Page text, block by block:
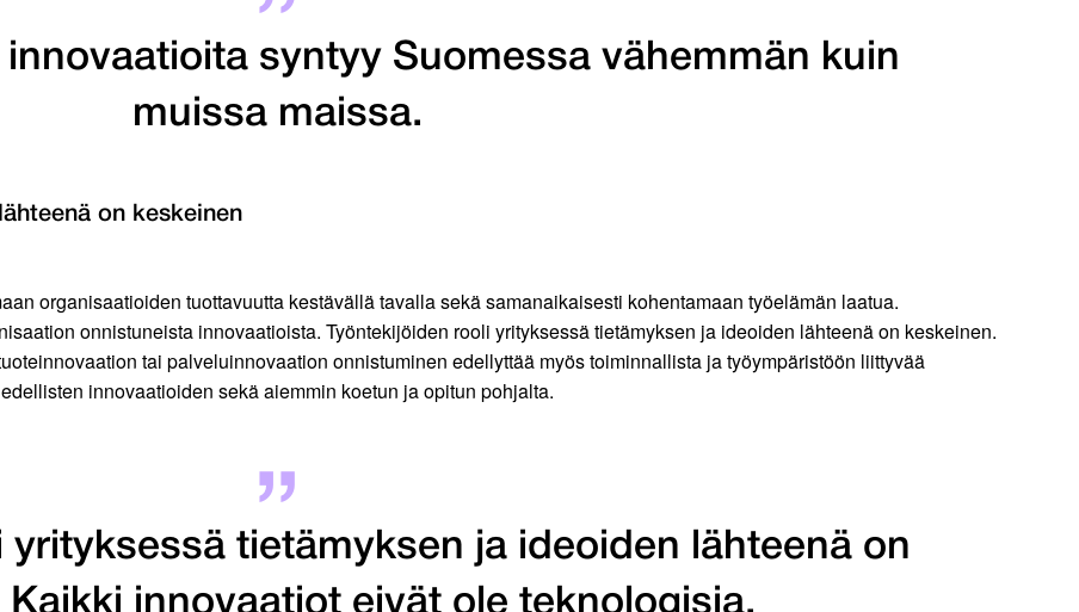
innovaatioita syntyy Suomessa vähem­män kuin
muissa maissa.
on keskeinen
organisaatioiden tuottavuutta kestävällä tavalla sekä samanaikaisesti kohentamaan työelämän laatua.
onnistuneista innovaatioista. Työntekijöiden rooli yrityksessä tietämyksen ja ideoiden lähteenä on keskeinen.
tai palveluinnovaation onnistuminen edellyttää myös toiminnallista ja työympäristöön liittyvää
innovaatioiden sekä aiemmin koetun ja opitun pohjalta.
yrityksessä tietämyksen ja ideoiden lähteenä on
Kaikki innovaatiot eivät ole teknologisia.